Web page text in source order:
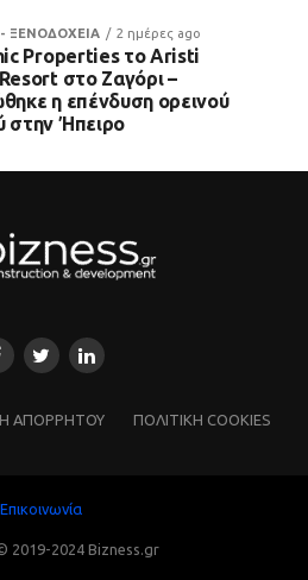
ΞΕΝΟΔΟΧΕΙΑ 2 ημέρες ago
Properties το Aristi
στο Ζαγόρι –
η επένδυση ορεινού
στην Ήπειρο
ΑΠΟΡΡΗΤΟΥ ΠΟΛΙΤΙΚΗ COOKIES
Επικοινωνία
2019-2024 Bizness.gr